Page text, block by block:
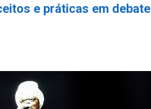
e práticas em debate